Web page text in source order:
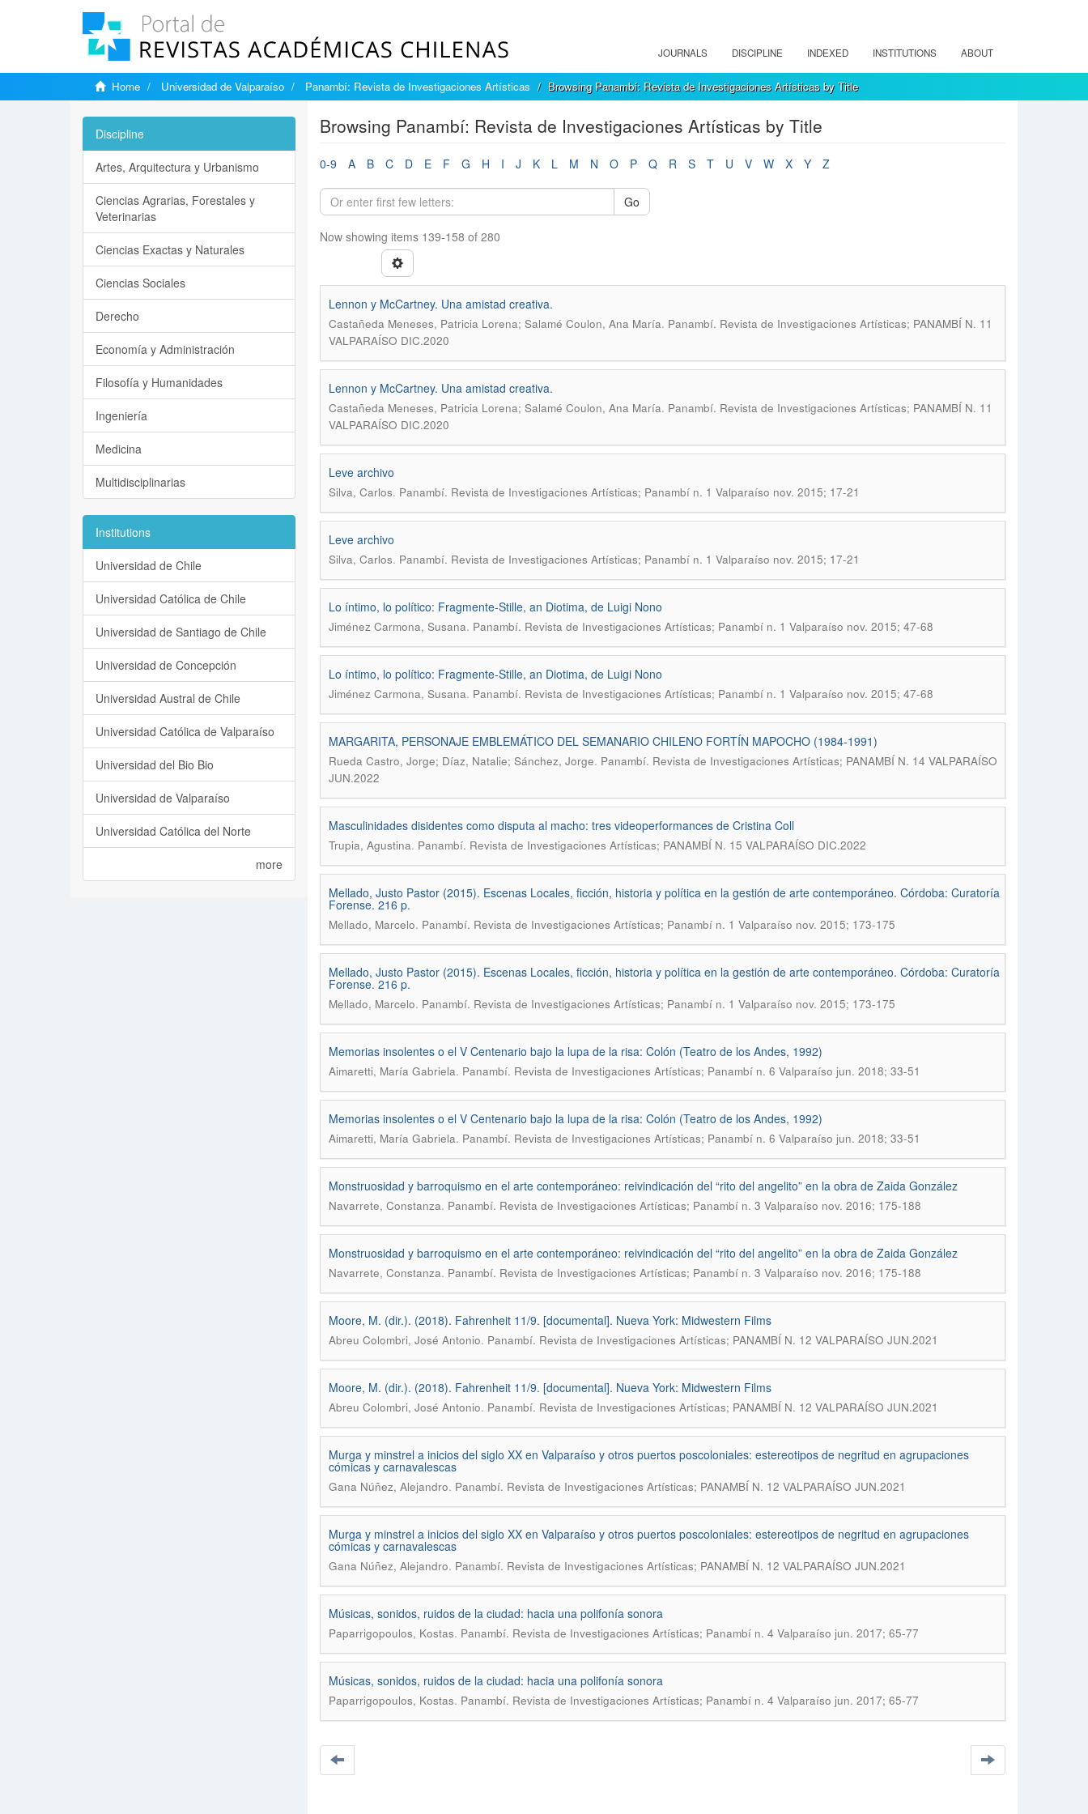
JOURNALS DISCIPLINE INDEXED INSTITUTIONS ABOUT
Home Universidad de Valparaíso Panambí: Revista de Investigaciones Artísticas Browsing Panambí: Revista de Investigaciones Artísticas by Title
Browsing Panambí: Revista de Investigaciones Artísticas by Title
0-9 A B C D E F G H I J K L M N O P Q R S T U V W X Y Z
Go
Now showing items 139-158 of 280
Lennon y McCartney. Una amistad creativa.
Castañeda Meneses, Patricia Lorena; Salamé Coulon, Ana María. Panambí. Revista de Investigaciones Artísticas; PANAMBÍ N. 11
VALPARAÍSO DIC.2020
Lennon y McCartney. Una amistad creativa.
Castañeda Meneses, Patricia Lorena; Salamé Coulon, Ana María. Panambí. Revista de Investigaciones Artísticas; PANAMBÍ N. 11
VALPARAÍSO DIC.2020
Leve archivo
Silva, Carlos. Panambí. Revista de Investigaciones Artísticas; Panambí n. 1 Valparaíso nov. 2015; 17-21
Leve archivo
Silva, Carlos. Panambí. Revista de Investigaciones Artísticas; Panambí n. 1 Valparaíso nov. 2015; 17-21
Lo íntimo, lo político: Fragmente-Stille, an Diotima, de Luigi Nono
Jiménez Carmona, Susana. Panambí. Revista de Investigaciones Artísticas; Panambí n. 1 Valparaíso nov. 2015; 47-68
Lo íntimo, lo político: Fragmente-Stille, an Diotima, de Luigi Nono
Jiménez Carmona, Susana. Panambí. Revista de Investigaciones Artísticas; Panambí n. 1 Valparaíso nov. 2015; 47-68
MARGARITA, PERSONAJE EMBLEMÁTICO DEL SEMANARIO CHILENO FORTÍN MAPOCHO (1984-1991)
Rueda Castro, Jorge; Díaz, Natalie; Sánchez, Jorge. Panambí. Revista de Investigaciones Artísticas; PANAMBÍ N. 14 VALPARAÍSO
JUN.2022
Masculinidades disidentes como disputa al macho: tres videoperformances de Cristina Coll
Trupia, Agustina. Panambí. Revista de Investigaciones Artísticas; PANAMBÍ N. 15 VALPARAÍSO DIC.2022
Mellado, Justo Pastor (2015). Escenas Locales, ficción, historia y política en la gestión de arte contemporáneo. Córdoba: Curatoría
Forense. 216 p.
Mellado, Marcelo. Panambí. Revista de Investigaciones Artísticas; Panambí n. 1 Valparaíso nov. 2015; 173-175
Mellado, Justo Pastor (2015). Escenas Locales, ficción, historia y política en la gestión de arte contemporáneo. Córdoba: Curatoría
Forense. 216 p.
Mellado, Marcelo. Panambí. Revista de Investigaciones Artísticas; Panambí n. 1 Valparaíso nov. 2015; 173-175
Memorias insolentes o el V Centenario bajo la lupa de la risa: Colón (Teatro de los Andes, 1992)
Aimaretti, María Gabriela. Panambí. Revista de Investigaciones Artísticas; Panambí n. 6 Valparaíso jun. 2018; 33-51
Memorias insolentes o el V Centenario bajo la lupa de la risa: Colón (Teatro de los Andes, 1992)
Aimaretti, María Gabriela. Panambí. Revista de Investigaciones Artísticas; Panambí n. 6 Valparaíso jun. 2018; 33-51
Monstruosidad y barroquismo en el arte contemporáneo: reivindicación del “rito del angelito” en la obra de Zaida González
Navarrete, Constanza. Panambí. Revista de Investigaciones Artísticas; Panambí n. 3 Valparaíso nov. 2016; 175-188
Monstruosidad y barroquismo en el arte contemporáneo: reivindicación del “rito del angelito” en la obra de Zaida González
Navarrete, Constanza. Panambí. Revista de Investigaciones Artísticas; Panambí n. 3 Valparaíso nov. 2016; 175-188
Moore, M. (dir.). (2018). Fahrenheit 11/9. [documental]. Nueva York: Midwestern Films
Abreu Colombri, José Antonio. Panambí. Revista de Investigaciones Artísticas; PANAMBÍ N. 12 VALPARAÍSO JUN.2021
Moore, M. (dir.). (2018). Fahrenheit 11/9. [documental]. Nueva York: Midwestern Films
Abreu Colombri, José Antonio. Panambí. Revista de Investigaciones Artísticas; PANAMBÍ N. 12 VALPARAÍSO JUN.2021
Murga y minstrel a inicios del siglo XX en Valparaíso y otros puertos poscoloniales: estereotipos de negritud en agrupaciones
cómicas y carnavalescas
Gana Núñez, Alejandro. Panambí. Revista de Investigaciones Artísticas; PANAMBÍ N. 12 VALPARAÍSO JUN.2021
Murga y minstrel a inicios del siglo XX en Valparaíso y otros puertos poscoloniales: estereotipos de negritud en agrupaciones
cómicas y carnavalescas
Gana Núñez, Alejandro. Panambí. Revista de Investigaciones Artísticas; PANAMBÍ N. 12 VALPARAÍSO JUN.2021
Músicas, sonidos, ruidos de la ciudad: hacia una polifonía sonora
Paparrigopoulos, Kostas. Panambí. Revista de Investigaciones Artísticas; Panambí n. 4 Valparaíso jun. 2017; 65-77
Músicas, sonidos, ruidos de la ciudad: hacia una polifonía sonora
Paparrigopoulos, Kostas. Panambí. Revista de Investigaciones Artísticas; Panambí n. 4 Valparaíso jun. 2017; 65-77
Discipline
Artes, Arquitectura y Urbanismo
Ciencias Agrarias, Forestales y
Veterinarias
Ciencias Exactas y Naturales
Ciencias Sociales
Derecho
Economía y Administración
Filosofía y Humanidades
Ingeniería
Medicina
Multidisciplinarias
Institutions
Universidad de Chile
Universidad Católica de Chile
Universidad de Santiago de Chile
Universidad de Concepción
Universidad Austral de Chile
Universidad Católica de Valparaíso
Universidad del Bio Bio
Universidad de Valparaíso
Universidad Católica del Norte
more